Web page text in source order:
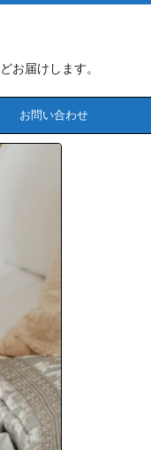
お届けします。
お問い合わせ